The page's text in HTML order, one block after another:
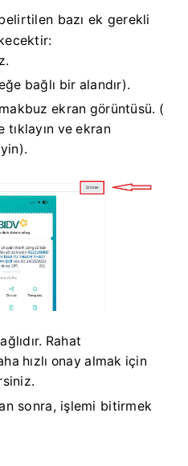
bazı ek gerekli
bağlı bir alandır).
ekran görüntüsü. (
tıklayın ve ekran
Rahat
hızlı onay almak için
sonra, işlemi bitirmek